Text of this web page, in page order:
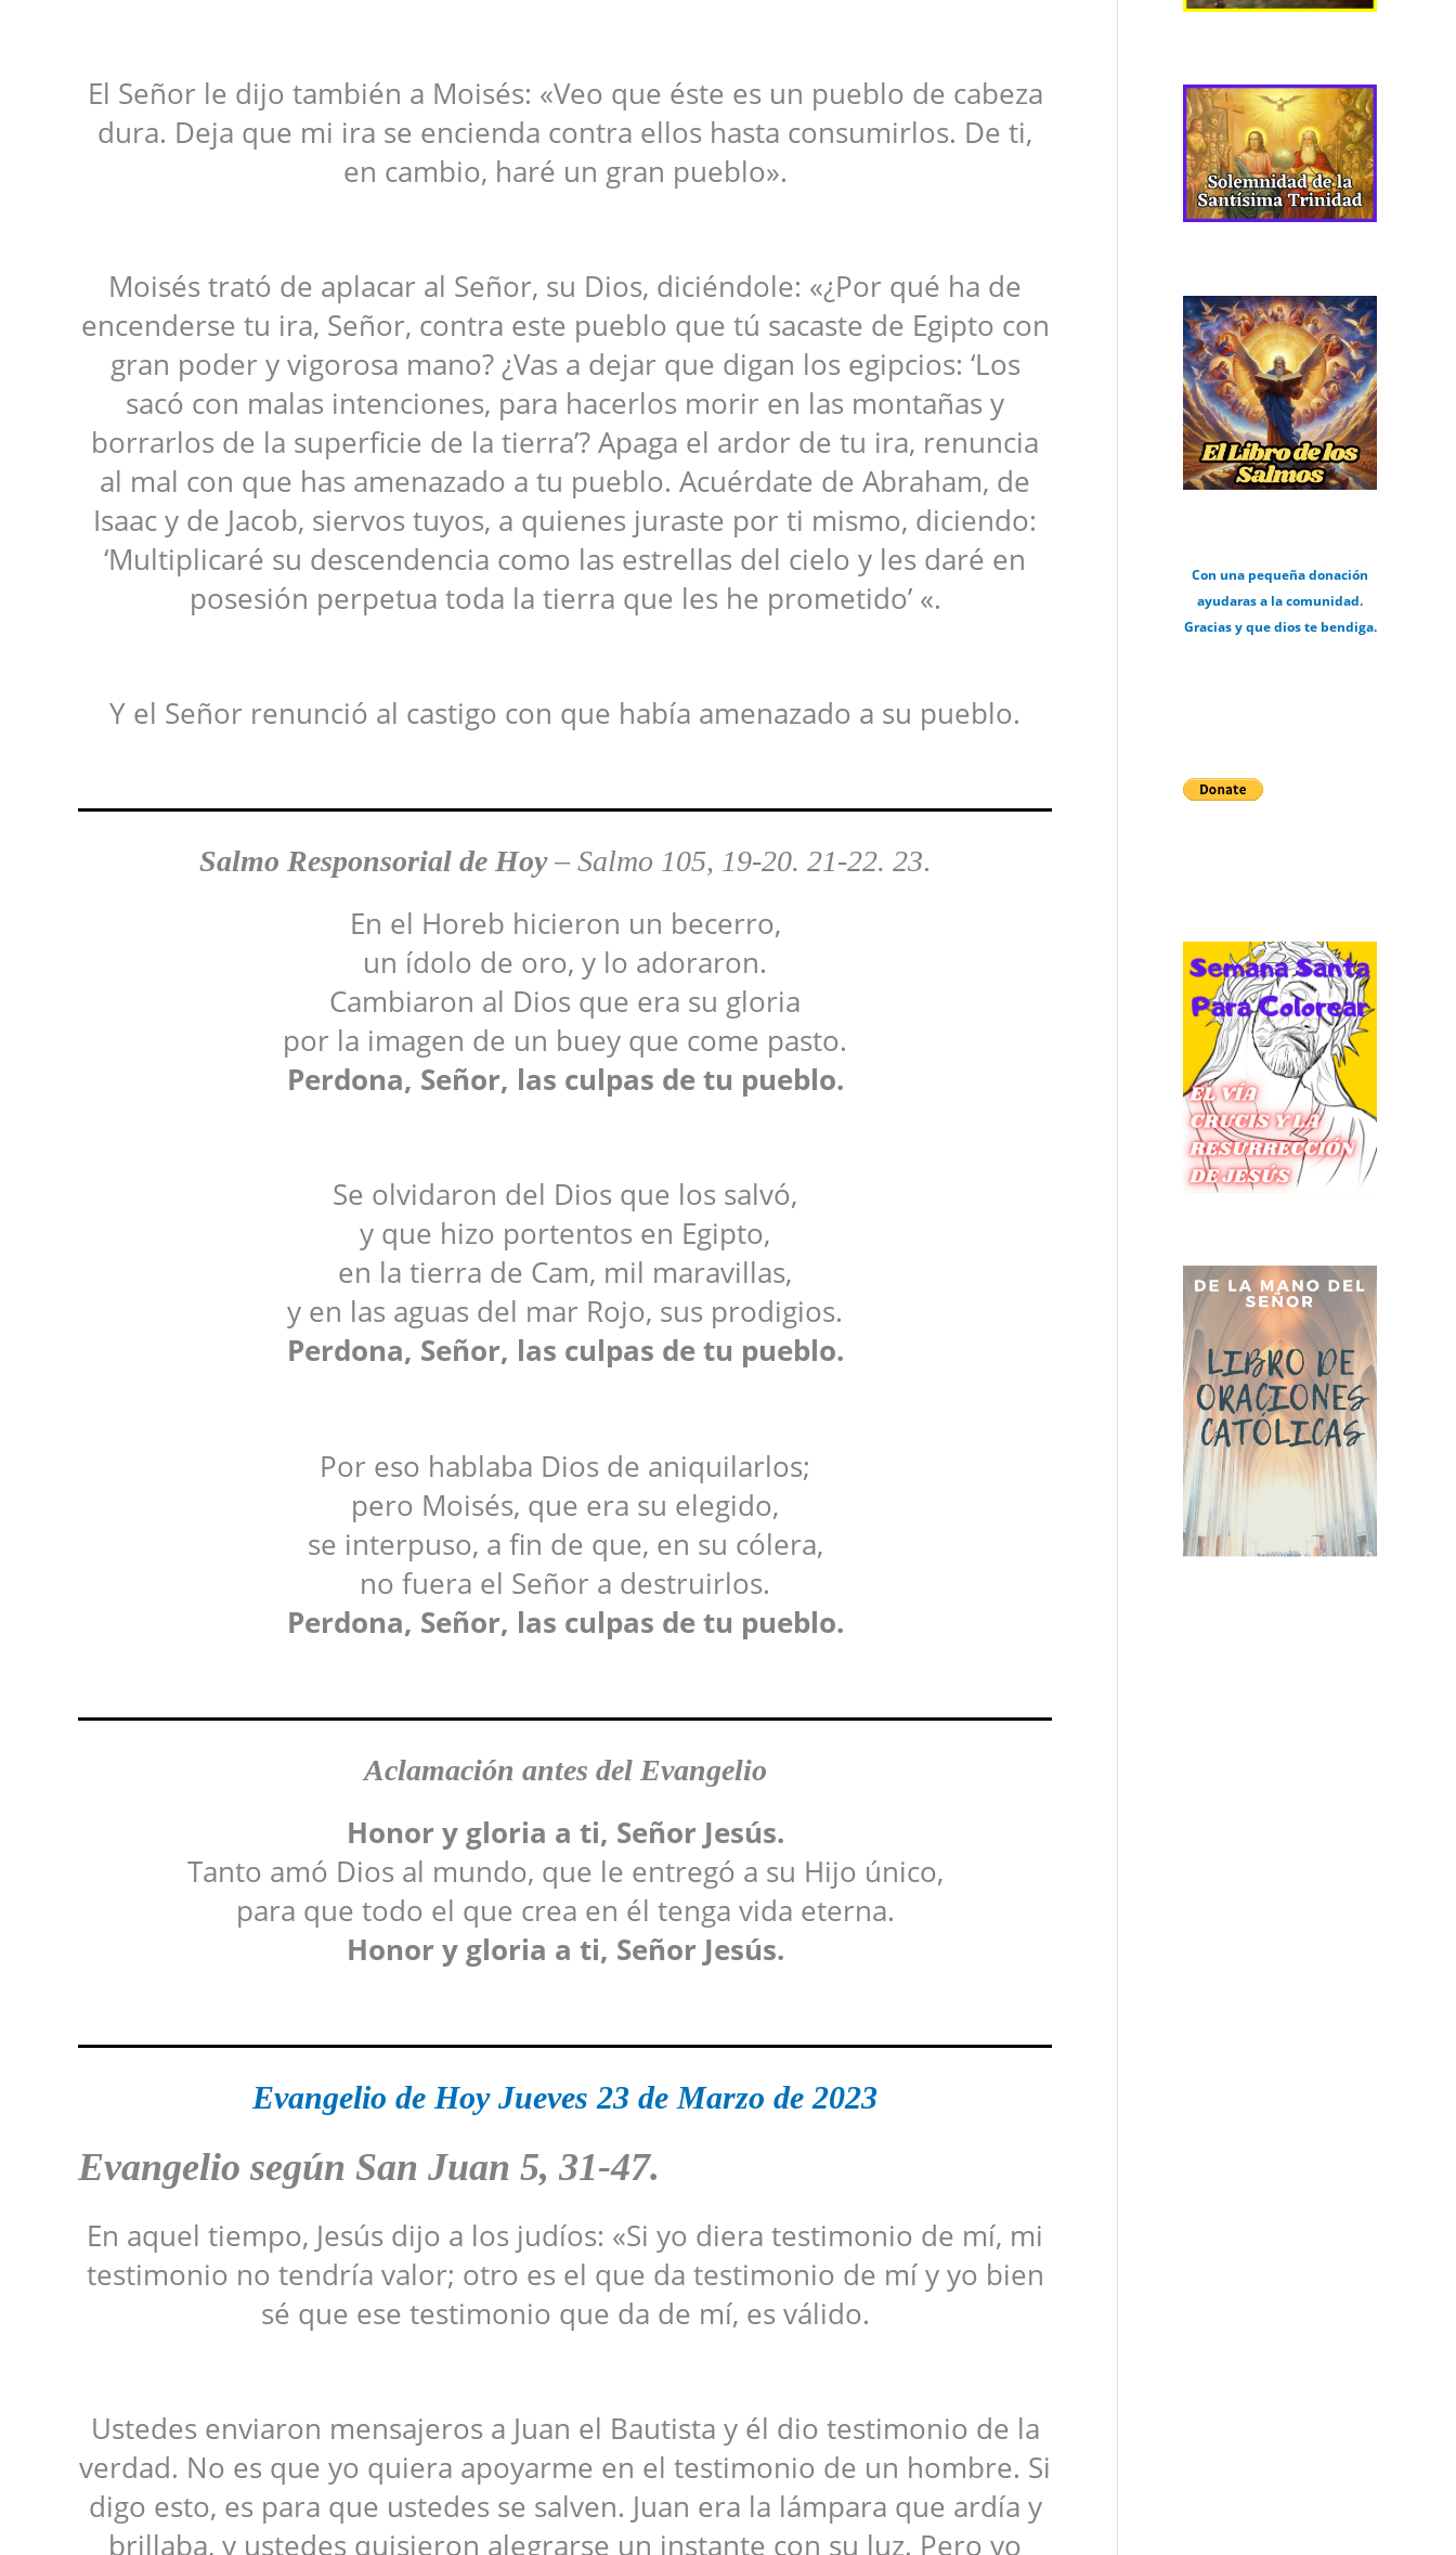
El Señor le dijo también a Moisés: «Veo que éste es un pueblo de cabeza
dura. Deja que mi ira se encienda contra ellos hasta consumirlos. De ti,
en cambio, haré un gran pueblo».
Moisés trató de aplacar al Señor, su Dios, diciéndole: «¿Por qué ha de
encenderse tu ira, Señor, contra este pueblo que tú sacaste de Egipto con
gran poder y vigorosa mano? ¿Vas a dejar que digan los egipcios: ‘Los
sacó con malas intenciones, para hacerlos morir en las montañas y
borrarlos de la superficie de la tierra’? Apaga el ardor de tu ira, renuncia
al mal con que has amenazado a tu pueblo. Acuérdate de Abraham, de
Isaac y de Jacob, siervos tuyos, a quienes juraste por ti mismo, diciendo:
‘Multiplicaré su descendencia como las estrellas del cielo y les daré en
posesión perpetua toda la tierra que les he prometido’ «.
Y el Señor renunció al castigo con que había amenazado a su pueblo.
Salmo Responsorial de Hoy–Salmo 105, 19-20. 21-22. 23.
En el Horeb hicieron un becerro,
un ídolo de oro, y lo adoraron.
Cambiaron al Dios que era su gloria
por la imagen de un buey que come pasto.
Perdona, Señor, las culpas de tu pueblo.
Se olvidaron del Dios que los salvó,
y que hizo portentos en Egipto,
en la tierra de Cam, mil maravillas,
y en las aguas del mar Rojo, sus prodigios.
Perdona, Señor, las culpas de tu pueblo.
Por eso hablaba Dios de aniquilarlos;
pero Moisés, que era su elegido,
se interpuso, a fin de que, en su cólera,
no fuera el Señor a destruirlos.
Perdona, Señor, las culpas de tu pueblo.
Aclamación antes del Evangelio
Honor y gloria a ti, Señor Jesús.
Tanto amó Dios al mundo, que le entregó a su Hijo único,
para que todo el que crea en él tenga vida eterna.
Honor y gloria a ti, Señor Jesús.
Evangelio de Hoy Jueves23 de Marzo de 2023
Evangelio según San Juan 5, 31-47.
En aquel tiempo, Jesús dijo a los judíos: «Si yo diera testimonio de mí, mi
testimonio no tendría valor; otro es el que da testimonio de mí y yo bien
sé que ese testimonio que da de mí, es válido.
Ustedes enviaron mensajeros a Juan el Bautista y él dio testimonio de la
verdad. No es que yo quiera apoyarme en el testimonio de un hombre. Si
digo esto, es para que ustedes se salven. Juan era la lámpara que ardía y
brillaba, y ustedes quisieron alegrarse un instante con su luz. Pero yo
Con una pequeña donación
ayudaras a la comunidad.
Gracias y que dios te bendiga.